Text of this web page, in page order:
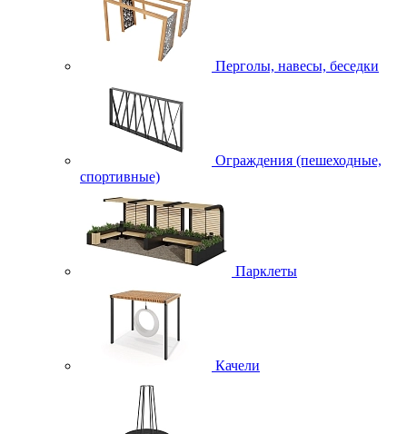
Перголы, навесы, беседки
Ограждения (пешеходные,
спортивные)
Парклеты
Качели